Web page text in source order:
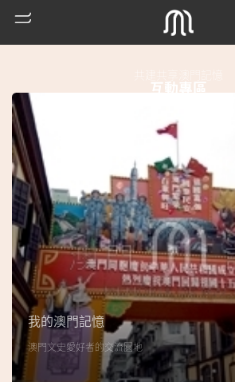
門
搜
索
古
地
互動專區
我的澳門記憶
澳門文史愛好者的交流園地